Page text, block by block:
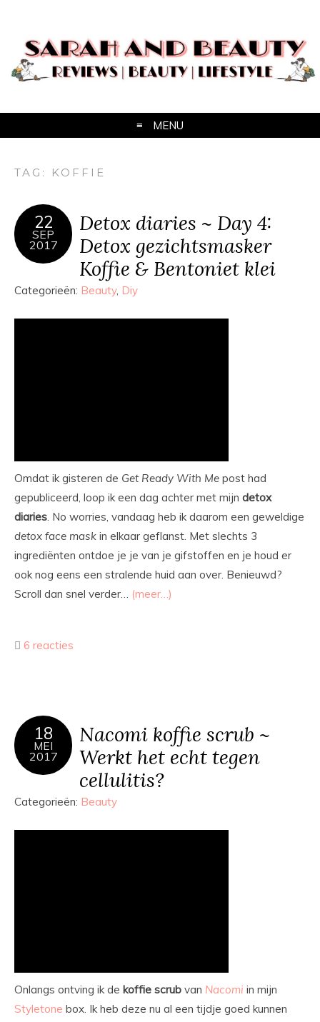
MENU
TAG: KOFFIE
22
SEP
2017
Detox diaries ~ Day 4:
Detox gezichtsmasker
Koffie & Bentoniet klei
Categorieën: Beauty, Diy
Omdat ik gisteren de Get Ready With Me post had
gepubliceerd, loop ik een dag achter met mijn detox
diaries. No worries, vandaag heb ik daarom een geweldige
detox face mask in elkaar geflanst. Met slechts 3
ingrediënten ontdoe je je van je gifstoffen en je houd er
ook nog eens een stralende huid aan over. Benieuwd?
Scroll dan snel verder… (meer…)
6 reacties
18
MEI
2017
Nacomi koffie scrub ~
Werkt het echt tegen
cellulitis?
Categorieën: Beauty
Onlangs ontving ik de koffie scrub van Nacomi in mijn
Styletone box. Ik heb deze nu al een tijdje goed kunnen